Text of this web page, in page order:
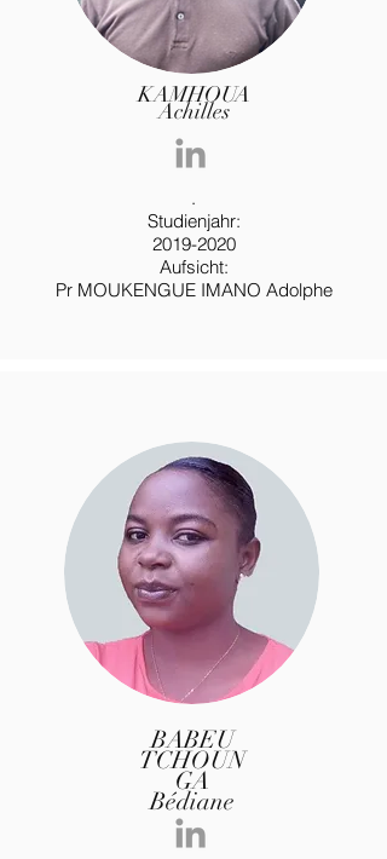
KAMHOUA
Achilles
.
Studienjahr:
2019-2020
Aufsicht:
Pr MOUKENGUE IMANO Adolphe
BABEU
TCHOUN
GA
Bédiane